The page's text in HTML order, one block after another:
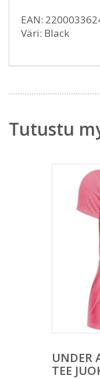
EAN:
Väri: Black
Tutustu
UNDER
TEE